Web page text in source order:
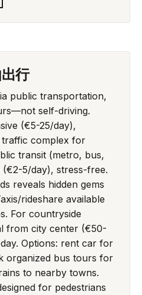
行
public transportation,
self-driving.
(€5-25/day),
complex for
transit (metro, bus,
5/day), stress-free.
reveals hidden gems
rideshare available
For countryside
from city center (€50-
Options: rent car for
organized bus tours for
to nearby towns.
for pedestrians